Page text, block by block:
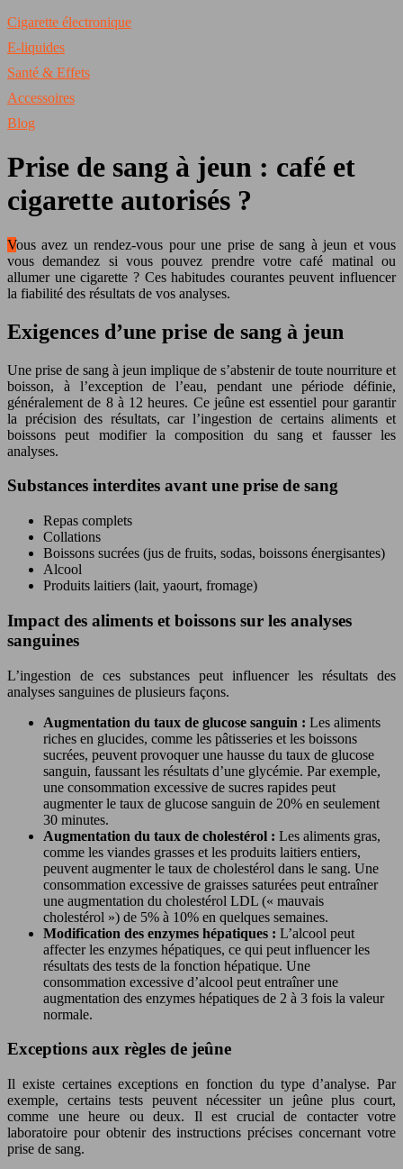
Cigarette électronique
E-liquides
Santé & Effets
Accessoires
Blog
Prise de sang à jeun : café et
cigarette autorisés ?
Vous avez un rendez-vous pour une prise de sang à jeun et vous
vous demandez si vous pouvez prendre votre café matinal ou
allumer une cigarette ? Ces habitudes courantes peuvent influencer
la fiabilité des résultats de vos analyses.
Exigences d’une prise de sang à jeun
Une prise de sang à jeun implique de s’abstenir de toute nourriture et
boisson, à l’exception de l’eau, pendant une période définie,
généralement de 8 à 12 heures. Ce jeûne est essentiel pour garantir
la précision des résultats, car l’ingestion de certains aliments et
boissons peut modifier la composition du sang et fausser les
analyses.
Substances interdites avant une prise de sang
Repas complets
Collations
Boissons sucrées (jus de fruits, sodas, boissons énergisantes)
Alcool
Produits laitiers (lait, yaourt, fromage)
Impact des aliments et boissons sur les analyses
sanguines
L’ingestion de ces substances peut influencer les résultats des
analyses sanguines de plusieurs façons.
Augmentation du taux de glucose sanguin : Les aliments
riches en glucides, comme les pâtisseries et les boissons
sucrées, peuvent provoquer une hausse du taux de glucose
sanguin, faussant les résultats d’une glycémie. Par exemple,
une consommation excessive de sucres rapides peut
augmenter le taux de glucose sanguin de 20% en seulement
30 minutes.
Augmentation du taux de cholestérol : Les aliments gras,
comme les viandes grasses et les produits laitiers entiers,
peuvent augmenter le taux de cholestérol dans le sang. Une
consommation excessive de graisses saturées peut entraîner
une augmentation du cholestérol LDL (« mauvais
cholestérol ») de 5% à 10% en quelques semaines.
Modification des enzymes hépatiques : L’alcool peut
affecter les enzymes hépatiques, ce qui peut influencer les
résultats des tests de la fonction hépatique. Une
consommation excessive d’alcool peut entraîner une
augmentation des enzymes hépatiques de 2 à 3 fois la valeur
normale.
Exceptions aux règles de jeûne
Il existe certaines exceptions en fonction du type d’analyse. Par
exemple, certains tests peuvent nécessiter un jeûne plus court,
comme une heure ou deux. Il est crucial de contacter votre
laboratoire pour obtenir des instructions précises concernant votre
prise de sang.